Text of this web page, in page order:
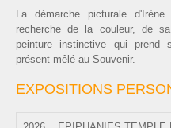
La démarche picturale
recherche de la couleur, de
peinture instinctive qui prend
présent mêlé au Souvenir.
EXPOSITIONS